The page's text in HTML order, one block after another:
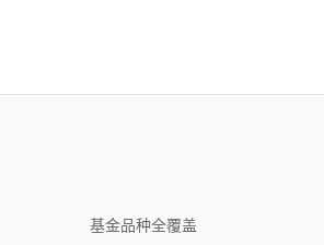
基金品种全覆盖